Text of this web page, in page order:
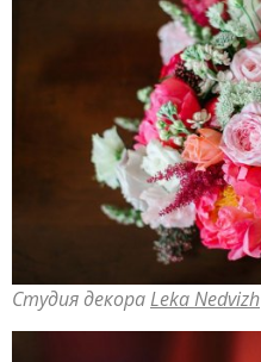
Студия декораLeka Nedvizh